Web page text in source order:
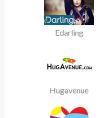
Edarling
Hugavenue